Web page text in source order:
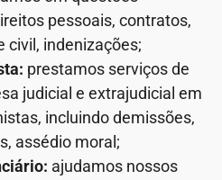
pessoais, contratos,
civil, indenizações;
prestamos serviços de
judicial e extrajudicial em
incluindo demissões,
assédio moral;
ajudamos nossos